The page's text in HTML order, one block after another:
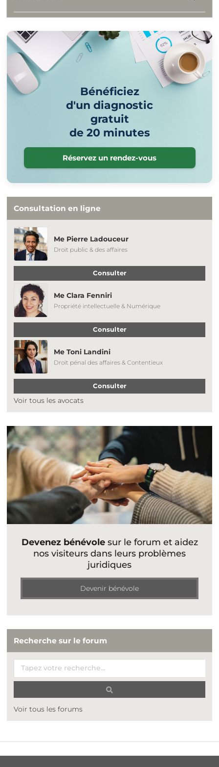
Bénéficiez
d'un diagnostic
gratuit
de 20 minutes
Réservez un rendez-vous
Consultation en ligne
Me Pierre Ladouceur
Droit public & des affaires
Consulter
Me Clara Fenniri
Propriété intellectuelle & Numérique
Consulter
Me Toni Landini
Droit pénal des affaires & Contentieux
Consulter
Voir tous les avocats
Devenez bénévolesur le forum et aidez
nos visiteurs dans leurs problèmes
juridiques
Devenir bénévole
Recherche sur le forum
Voir tous les forums